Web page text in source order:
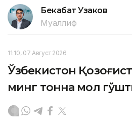
Бекабат Узаков
Муаллиф
11:10, 07 Август 2026
Ўзбекистон
минг тонна мол